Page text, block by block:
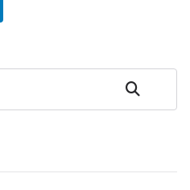
Rechercher